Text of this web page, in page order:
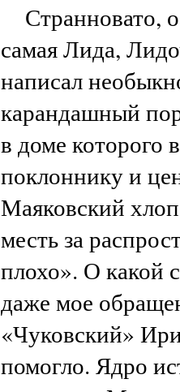
Странновато,
самая Лида,
написал
карандашный
в доме которого
поклоннику и
Маяковский
месть за
плохо». О какой
даже мое
«Чуковский»
помогло. Ядро